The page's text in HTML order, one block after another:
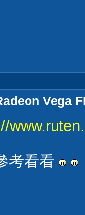
Vega
考看看